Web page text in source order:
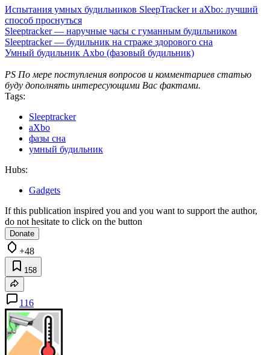
Испытания умных будильников SleepTracker и aXbo: лучший
способ проснуться
Sleeptracker — наручные часы с гуманным будильником
Sleeptracker — будильник на страже здорового сна
Умный будильник Axbo (фазовый будильник)
PS По мере поступления вопросов и комментариев статью
буду дополнять интересующими Вас фактами.
Tags:
Sleeptracker
aXbo
фазы сна
умный будильник
Hubs:
Gadgets
If this publication inspired you and you want to support the author,
do not hesitate to click on the button
Donate
+48
158
116